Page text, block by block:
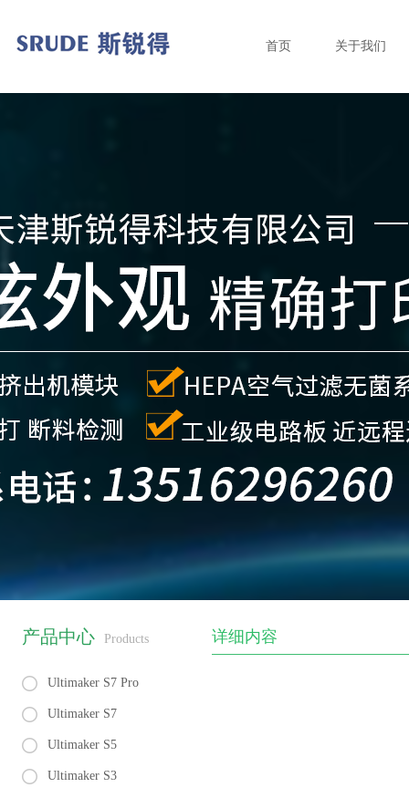
首页 关于我们
产品中心 Products
Ultimaker S7 Pro
Ultimaker S7
Ultimaker S5
Ultimaker S3
详细内容